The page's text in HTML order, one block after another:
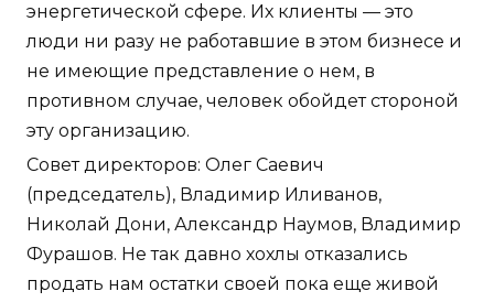
энергетической сфере. Их клиенты — это
люди ни разу не работавшие в этом бизнесе и
не имеющие представление о нем, в
противном случае, человек обойдет стороной
эту организацию.
Совет директоров: Олег Саевич
(председатель), Владимир Иливанов,
Николай Дони, Александр Наумов, Владимир
Фурашов. Не так давно хохлы отказались
продать нам остатки своей пока еще живой